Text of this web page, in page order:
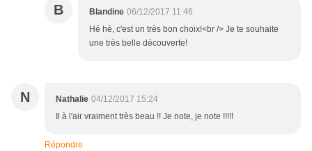
B Blandine 06/12/2017 11:46
Hé hé, c'est un très bon choix!<br /> Je te souhaite
une très belle découverte!
N Nathalie 04/12/2017 15:24
Il à l'air vraiment très beau !! Je note, je note !!!!!
Répondre